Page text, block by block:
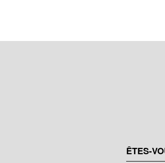
ÊTES-